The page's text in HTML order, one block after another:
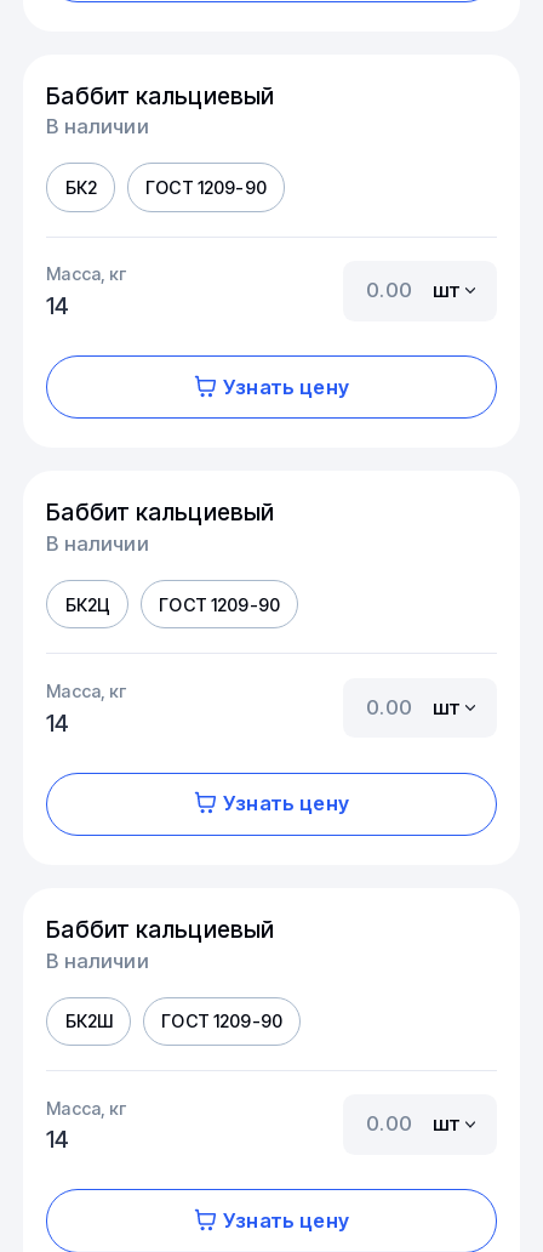
Баббит кальциевый
В наличии
БК2 ГОСТ 1209-90
Масса, кг
14
шт
Узнать цену
Баббит кальциевый
В наличии
БК2Ц ГОСТ 1209-90
Масса, кг
14
шт
Узнать цену
Баббит кальциевый
В наличии
БК2Ш ГОСТ 1209-90
Масса, кг
14
шт
Узнать цену